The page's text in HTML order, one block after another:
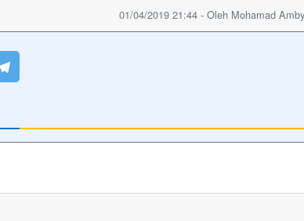
01/04/2019 21:44 - Oleh Mohamad